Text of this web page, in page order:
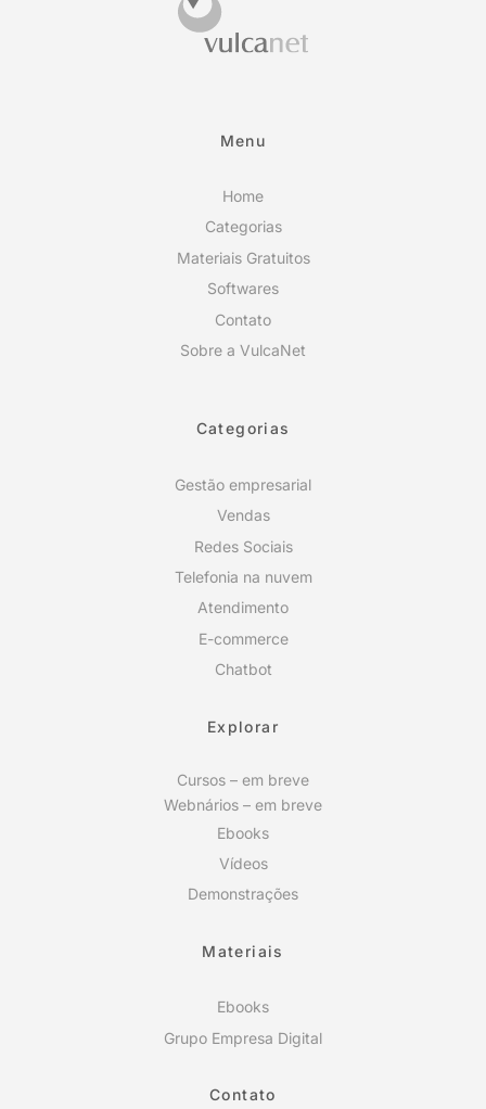
Menu
Home
Categorias
Materiais Gratuitos
Softwares
Contato
Sobre a VulcaNet
Categorias
Gestão empresarial
Vendas
Redes Sociais
Telefonia na nuvem
Atendimento
E-commerce
Chatbot
Explorar
Cursos – em breve
Webnários – em breve
Ebooks
Vídeos
Demonstrações
Materiais
Ebooks
Grupo Empresa Digital
Contato